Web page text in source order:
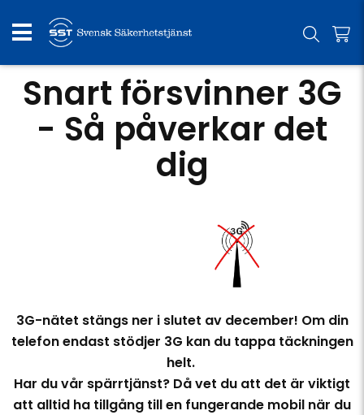
Snart försvinner 3G
- Så påverkar det
dig
3G-nätet stängs ner i slutet av december! Om din
telefon endast stödjer 3G kan du tappa täckningen
helt.
Har du vår spärrtjänst? Då vet du att det är viktigt
att alltid ha tillgång till en fungerande mobil när du